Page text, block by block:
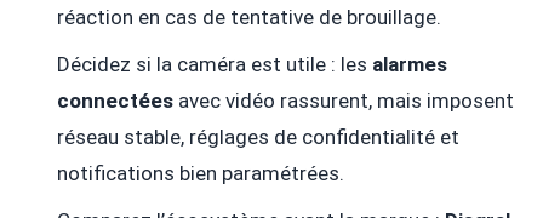
réaction en cas de tentative de brouillage.
Décidez si la caméra est utile : les alarmes
connectéesavec vidéo rassurent, mais imposent
réseau stable, réglages de confidentialité et
notifications bien paramétrées.